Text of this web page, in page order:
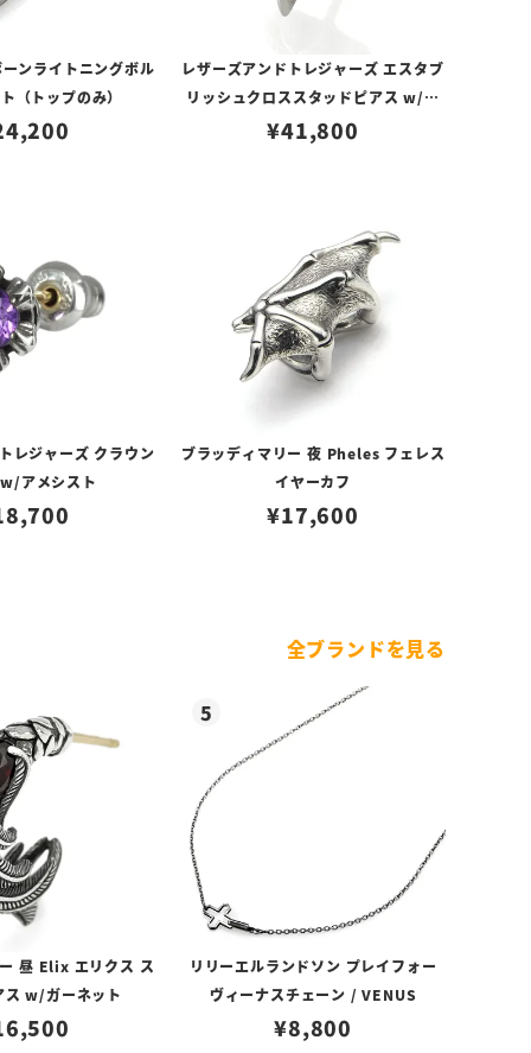
ンライトニングボル
（トップのみ）
レザーズアンドトレジャーズ エスタブ
リッシュクロススタッドピアス w/ダ
イヤモンド
¥41,800
レジャーズ クラウン
アメシスト
ブラッディマリー 夜 Pheles フェレス
イヤーカフ
¥17,600
全ブランドを見る
昼 Elix エリクス ス
ス w/ガーネット
リリーエルランドソン プレイフォー
ヴィーナスチェーン / VENUS
¥8,800